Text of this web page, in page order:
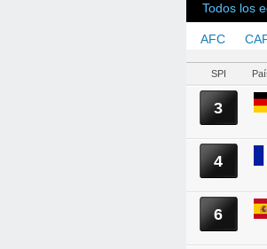
Todos los
AFC
SPI
3
4
6